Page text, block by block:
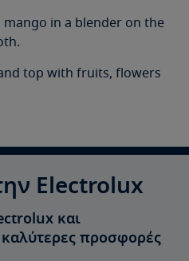
mango in a blender on the
top with fruits, flowers
Electrolux
και
καλύτερες προσφορές